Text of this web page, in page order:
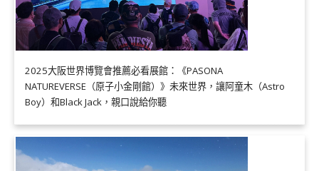
2025大阪世界博覽會推薦必看展館：《PASONA
NATUREVERSE（原子小金剛館）》未來世界，讓阿童木（Astro
Boy）和Black Jack，親口說給你聽